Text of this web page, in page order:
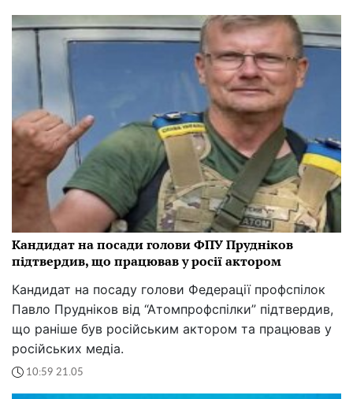
Кандидат на посади голови ФПУ Прудніков
підтвердив, що працював у росії актором
Кандидат на посаду голови Федерації профспілок
Павло Прудніков від “Атомпрофспілки” підтвердив,
що раніше був російським актором та працював у
російських медіа.
10:59 21.05